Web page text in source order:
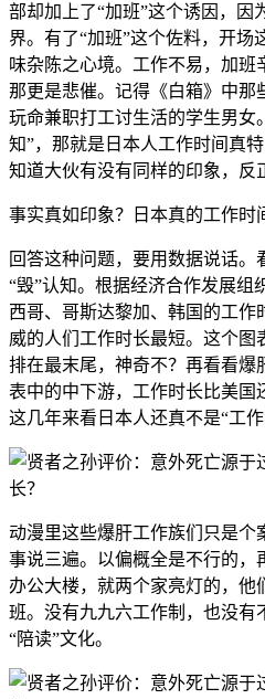
部却加上了“加班”这个诱因，因
界。有了“加班”这个佐料，开场
味杂陈之心境。工作不易，加
那更是悲催。记得《白箱》中那
玩命兼职打工讨生活的学生男女
知”，那就是日本人工作时间真
知道大伙有没有同样的印象，反
事实真如印象？日本真的工作时
回答这种问题，要用数据说话
“毁”认知。根据经济合作发展组
西哥、哥斯达黎加、韩国的工作
威的人们工作时长最短。这个图
排在最末尾，神奇不？再看看爆
表中的中下游，工作时长比美国
这几年来看日本人还真不是“工作
动漫里这些爆肝工作族们只是个
事说三遍。以偏概全是不行的，
办公大楼，就两个家亮灯的，他
班。 没有九九六工作制，也没有
“陪读”文化。